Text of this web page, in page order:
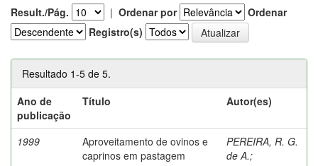
Result./Pág. | Ordenar por
Ordenar
Registro(s)
Resultado 1-5 de 5.
Ano de
publicação
Título Autor(es)
1999
Aproveitamento de ovinos e
caprinos em pastagem
PEREIRA, R. G.
de A.;